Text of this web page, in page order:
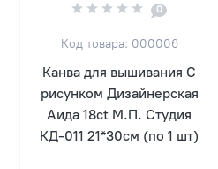
0
Код товара: 000006
Канва для вышивания С
рисунком Дизайнерская
Аида 18ct М.П. Студия
КД-011 21*30см (по 1 шт)